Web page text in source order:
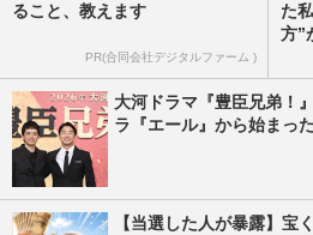
ること、教えます
PR(合同会社デジタルファーム )
た
方”
大河ドラマ『豊臣兄弟！
ラ『エール』から始まっ
【当選した人が暴露】宝